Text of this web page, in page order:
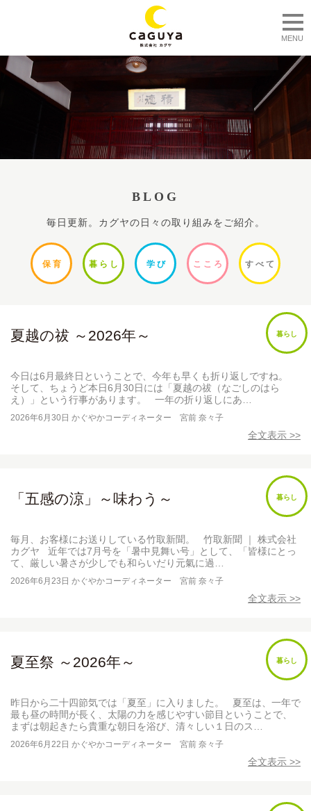
MENU
BLOG
毎日更新。カグヤの日々の取り組みをご紹介。
保 育 暮ら し 学 び ここ ろ すべて
暮らし
夏越の祓 ～2026年～
今日は6月最終日ということで、今年も早くも折り返しですね。
そして、ちょうど本日6月30日には「夏越の祓（なごしのはら
え）」という行事があります。 一年の折り返しにあ…
2026年6月30日 かぐやかコーディネーター 宮前 奈々子
全文表示 >>
暮らし
「五感の涼」～味わう～
毎月、お客様にお送りしている竹取新聞。 竹取新聞 ｜ 株式会社
カグヤ 近年では7月号を「暑中見舞い号」として、「皆様にとっ
て、厳しい暑さが少しでも和らいだり元氣に過…
2026年6月23日 かぐやかコーディネーター 宮前 奈々子
全文表示 >>
暮らし
夏至祭 ～2026年～
昨日から二十四節気では「夏至」に入りました。 夏至は、一年で
最も昼の時間が長く、太陽の力を感じやすい節目ということで、
まずは朝起きたら貴重な朝日を浴び、清々しい１日のス…
2026年6月22日 かぐやかコーディネーター 宮前 奈々子
全文表示 >>